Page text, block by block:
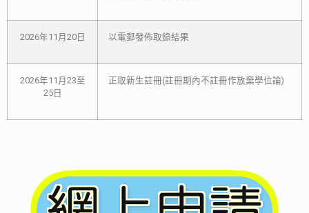
2026年11月20日 以電郵發佈取錄結果
2026年11月23至
25日
正取新生註冊(註冊期內不註冊作放棄學位論)